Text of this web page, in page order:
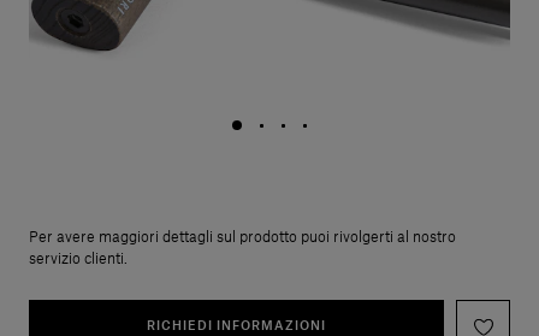
Per avere maggiori dettagli sul prodotto puoi rivolgerti al nostro
servizio clienti.
RICHIEDI INFORMAZIONI